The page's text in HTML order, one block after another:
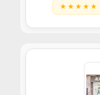
★ ★ ★ ★ ★